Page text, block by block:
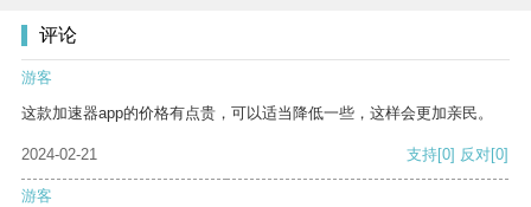
评论
游客
这款加速器app的价格有点贵，可以适当降低一些，这样会更加亲民。
2024-02-21 支持[0] 反对[0]
游客